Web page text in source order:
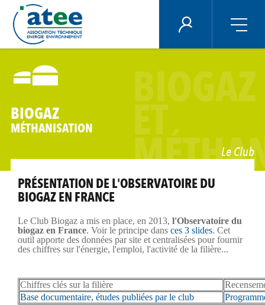
contenu
principal
ÉNERGIE PLUS
BIOGAZ
ET
BIOGAZ
MÉTHANISATION
Le Club
PRÉSENTATION DE L'OBSERVATOIRE DU
BIOGAZ EN FRANCE
Le Club Biogaz a mis en place, en 2013, l'Observatoire du
biogaz en France. Voir le principe dans ces 3 slides. Cet
outil apporte des données par site et centralisées pour fournir
des chiffres sur l'énergie, l'emploi, l'activité de la filière...
Chiffres clés sur la filière
Base documentaire, études publiées par le club
Panneau de gestion des cookies